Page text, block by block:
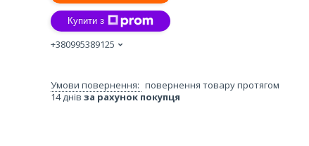
Купити з
+380995389125
повернення товару протягом
14 днів за рахунок покупця